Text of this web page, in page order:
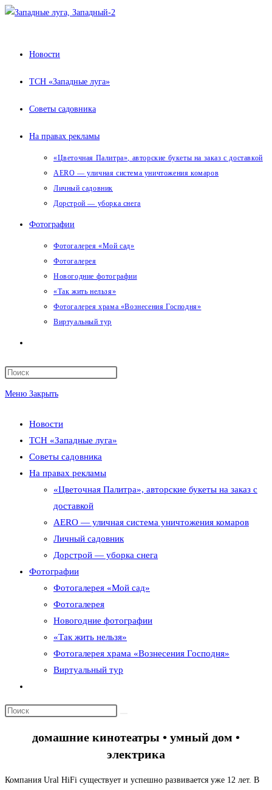
Перейти
Новости
ТСН «Западные луга»
Советы садовника
На правах рекламы
«Цветочная Палитра», авторские букеты на заказ с доставкой
AERO — уличная система уничтожения комаров
Личный садовник
Дорстрой — уборка снега
Фотографии
Фотогалерея «Мой сад»
Фотогалерея
Новогодние фотографии
«Так жить нельзя»
Фотогалерея храма «Вознесения Господня»
Виртуальный тур
поиск
по
веб-
сайту
Меню Закрыть
Новости
ТСН «Западные луга»
Советы садовника
На правах рекламы
«Цветочная Палитра», авторские букеты на заказ с
доставкой
AERO — уличная система уничтожения комаров
Личный садовник
Дорстрой — уборка снега
Фотографии
Фотогалерея «Мой сад»
Фотогалерея
Новогодние фотографии
«Так жить нельзя»
Фотогалерея храма «Вознесения Господня»
Виртуальный тур
по
веб-
домашние кинотеатры • умный дом •
электрика
Компания Ural HiFi существует и успешно развивается уже 12 лет. В